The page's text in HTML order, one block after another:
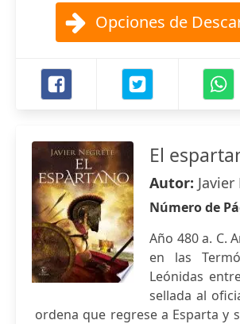
Opciones de
El
Autor:
Número de
Año 480 a. C.
en las
Leónidas
sellada al
ordena que regrese a Esparta y